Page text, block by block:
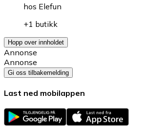
hos Elefun
+1 butikk
Hopp over innholdet
Annonse
Annonse
Gi oss tilbakemelding
Last ned mobilappen